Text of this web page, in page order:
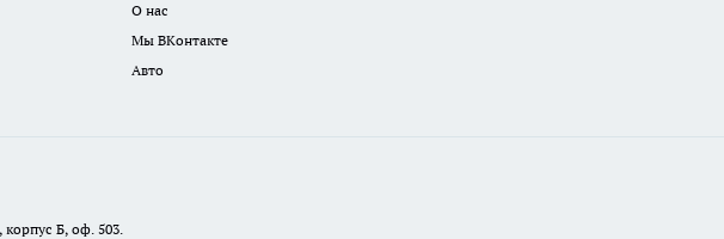
О нас
Мы ВКонтакте
Авто
корпус Б, оф. 503.